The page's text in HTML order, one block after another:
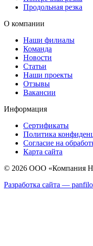
Продольная резка
О компании
Наши филиалы
Команда
Новости
Статьи
Наши проекты
Отзывы
Вакансии
Информация
Сертификаты
Политика
Согласие на
Карта сайта
© 2026 ООО «Компания
Разработка сайта —